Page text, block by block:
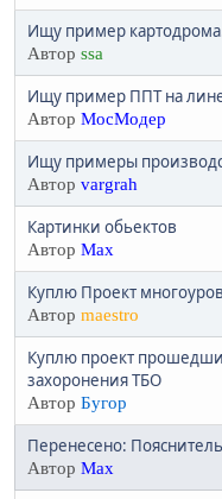
Ищу пример
Автор ssa
Ищу пример ППТ на
Автор МосМодер
Ищу примеры
Автор vargrah
Картинки обьектов
Автор Max
Куплю Проект
Автор maestro
Куплю проект
захоронения ТБО
Автор Бугор
Перенесено:
Автор Max